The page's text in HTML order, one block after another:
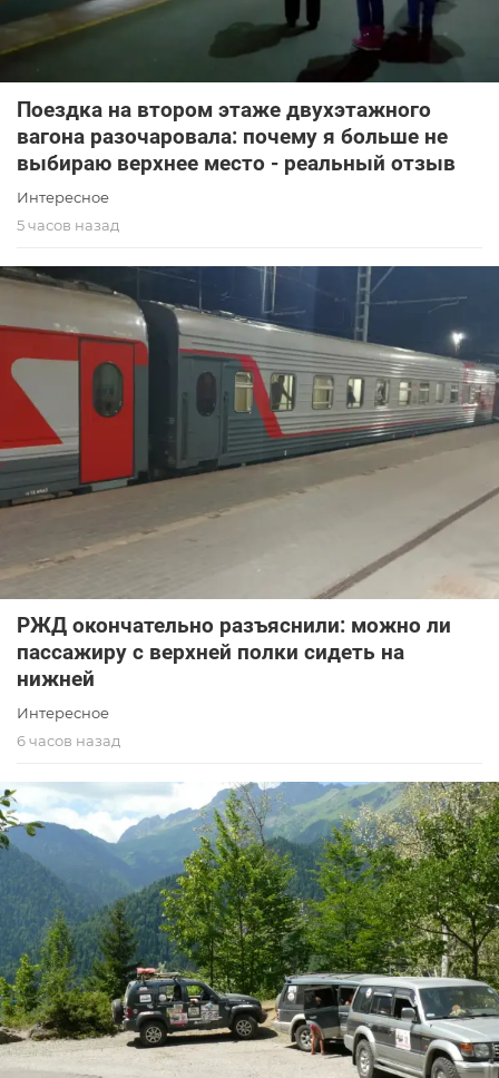
Поездка на втором этаже двухэтажного
вагона разочаровала: почему я больше не
выбираю верхнее место - реальный отзыв
Интересное
5 часов назад
РЖД окончательно разъяснили: можно ли
пассажиру с верхней полки сидеть на
нижней
Интересное
6 часов назад